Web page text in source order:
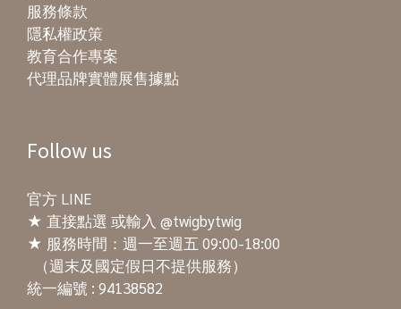
服務條款
隱私權政策
教育合作專案
代理品牌實體展售據點
Follow us
官方 LINE
★ 直接點選 或輸入 @twigbytwig
★ 服務時間：週一至週五 09:00-18:00
（週末及國定假日不提供服務）
統一編號 : 94138582